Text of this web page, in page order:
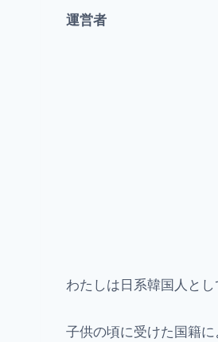
運営者
わたしは日系韓国人とし
子供の頃に受けた国籍